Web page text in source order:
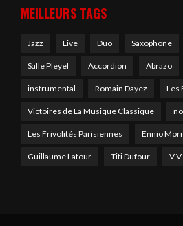
MEILLEURS TAGS
Jazz Live Duo Saxophone
Salle Pleyel Accordion Abrazo
instrumental Romain Dayez Les
Victoires de La Musique Classique
Les Frivolités Parisiennes Ennio
Guillaume Latour Titi Dufour V V